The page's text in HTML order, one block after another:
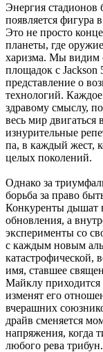
Энергия стадионов
появляется фигура
Это не просто
планеты, где
харизма. Мы видим
площадок с Jackson
представление о
технологий.
здравому смыслу,
весь мир двигаться
изнурительные
па, в каждый жест,
целых поколений.
Однако за
борьба за право
Конкуренты дышат
обновления, а
эксперименты со
с каждым новым
катастрофической,
имя, ставшее
Майклу приходится
изменят его
вчерашних
драйв сменяется
напряжения, когда
любого рева трибун.